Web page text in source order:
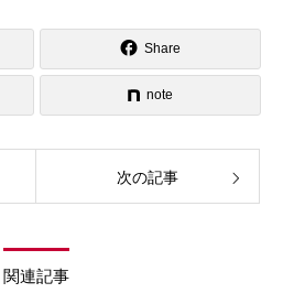
Share
note
次の記事
関連記事